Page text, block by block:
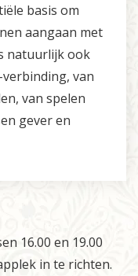
basis om
aangaan met
natuurlijk ook
van
van spelen
gever en
16.00 en 19.00
in te richten.